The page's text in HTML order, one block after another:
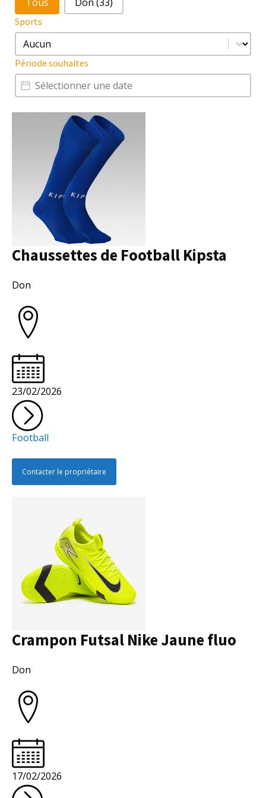
Sports
Sports
Sports
Période souhaites
Période souhaites
Période souhaites
Chaussettes de Football Kipsta
Don
23/02/2026
Football
Contacter le propriétaire
Crampon Futsal Nike Jaune fluo
Don
17/02/2026